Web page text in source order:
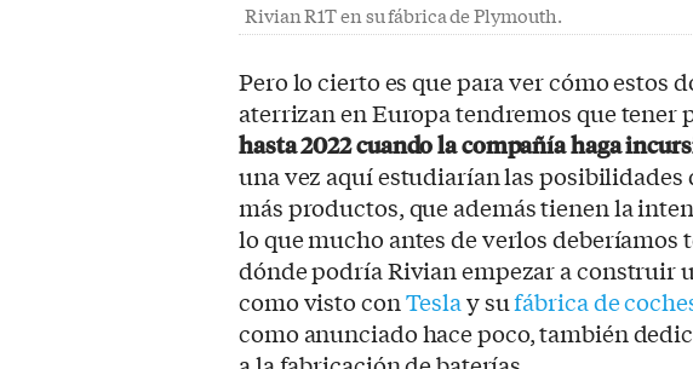
Rivian R1T en su fábrica de Plymouth.
Pero lo cierto es que para ver cómo estos
aterrizan en Europa tendremos que tener
hasta 2022 cuando la compañía haga
una vez aquí estudiarían las
más productos, que además tienen la
lo que mucho antes de verlos deberíamos
dónde podría Rivian empezar a construir
como visto conTeslay sufábrica de
como anunciado hace poco, también